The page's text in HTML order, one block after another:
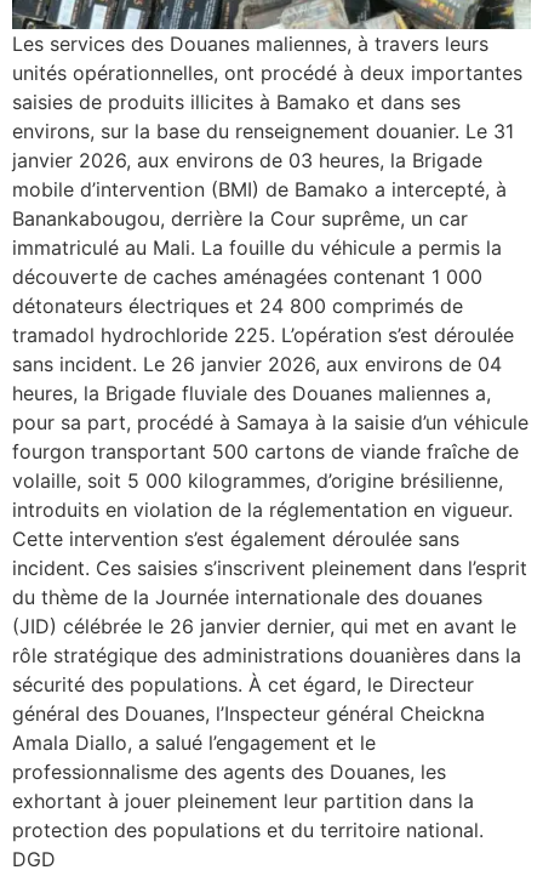
Les services des Douanes maliennes, à travers leurs
unités opérationnelles, ont procédé à deux importantes
saisies de produits illicites à Bamako et dans ses
environs, sur la base du renseignement douanier. Le 31
janvier 2026, aux environs de 03 heures, la Brigade
mobile d’intervention (BMI) de Bamako a intercepté, à
Banankabougou, derrière la Cour suprême, un car
immatriculé au Mali. La fouille du véhicule a permis la
découverte de caches aménagées contenant 1 000
détonateurs électriques et 24 800 comprimés de
tramadol hydrochloride 225. L’opération s’est déroulée
sans incident. Le 26 janvier 2026, aux environs de 04
heures, la Brigade fluviale des Douanes maliennes a,
pour sa part, procédé à Samaya à la saisie d’un véhicule
fourgon transportant 500 cartons de viande fraîche de
volaille, soit 5 000 kilogrammes, d’origine brésilienne,
introduits en violation de la réglementation en vigueur.
Cette intervention s’est également déroulée sans
incident. Ces saisies s’inscrivent pleinement dans l’esprit
du thème de la Journée internationale des douanes
(JID) célébrée le 26 janvier dernier, qui met en avant le
rôle stratégique des administrations douanières dans la
sécurité des populations. À cet égard, le Directeur
général des Douanes, l’Inspecteur général Cheickna
Amala Diallo, a salué l’engagement et le
professionnalisme des agents des Douanes, les
exhortant à jouer pleinement leur partition dans la
protection des populations et du territoire national.
DGD